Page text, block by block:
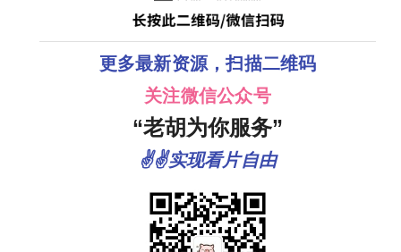
更多最新资源，扫描二维码
关注微信公众号
“老胡为你服务”
✌✌实现看片自由